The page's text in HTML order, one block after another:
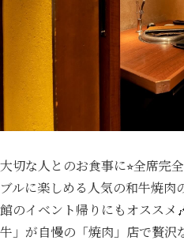
大切な人とのお食事に⭐︎全席完
ブルに楽しめる人気の和牛焼肉
館のイベント帰りにもオススメ
牛」が自慢の「焼肉」店で贅沢